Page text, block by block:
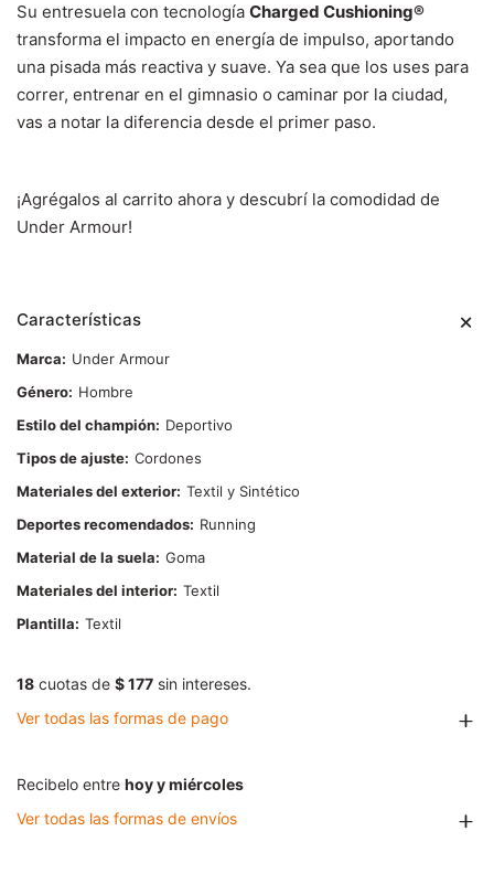
Su entresuela con tecnología Charged Cushioning®
transforma el impacto en energía de impulso, aportando
una pisada más reactiva y suave. Ya sea que los uses para
correr, entrenar en el gimnasio o caminar por la ciudad,
vas a notar la diferencia desde el primer paso.
¡Agrégalos al carrito ahora y descubrí la comodidad de
Under Armour!
Características
Marca
Under Armour
Género
Hombre
Estilo del champión
Deportivo
Tipos de ajuste Cordones
Materiales del exterior Textil y Sintético
Deportes recomendados
Running
Material de la suela
Goma
Materiales del interior Textil
Plantilla
Textil
18 cuotas de $ 177 sin intereses.
Ver todas las formas de pago
Recibelo entre hoy y miércoles
Ver todas las formas de envíos